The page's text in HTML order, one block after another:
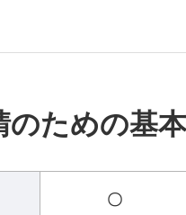
のための基
〇